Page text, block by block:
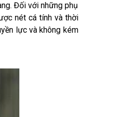
Đối với những phụ
nét cá tính và thời
lực và không kém